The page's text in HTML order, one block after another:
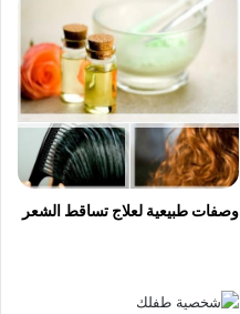
وصفات طبيعية لعلاج تساقط الشعر